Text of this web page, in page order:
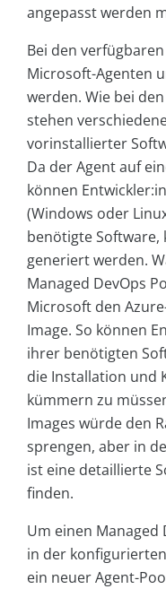
angepasst werden
Bei den
Microsoft-Agenten
werden. Wie bei
stehen
vorinstallierter
Da der Agent auf
können
(Windows oder
benötigte Software,
generiert werden.
Managed DevOps
Microsoft den
Image. So können
ihrer benötigten
die Installation und
kümmern zu
Images würde den
sprengen, aber in
ist eine detaillierte
finden.
Um einen Managed
in der
ein neuer Agent-